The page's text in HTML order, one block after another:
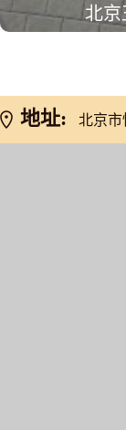
北京
地址: 北京市